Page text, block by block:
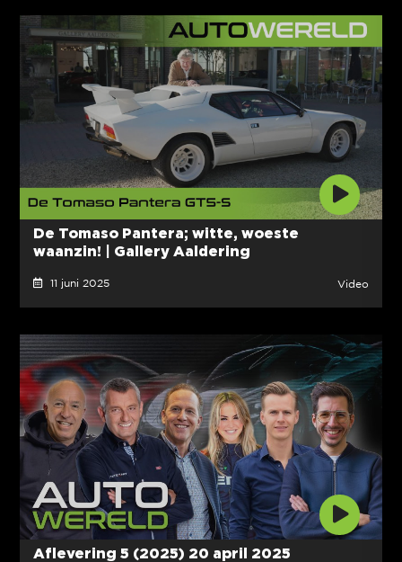
De Tomaso Pantera; witte, woeste
waanzin! | Gallery Aaldering
11 juni 2025 Video
Aflevering 5 (2025) 20 april 2025